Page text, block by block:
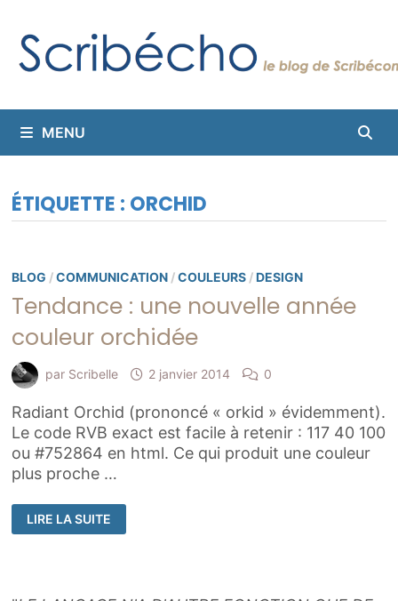
contenu
MENU
ÉTIQUETTE : ORCHID
BLOG /COMMUNICATION /COULEURS /DESIGN
Tendance : une nouvelle année
couleur orchidée
par Scribelle 2 janvier 2014 0
Radiant Orchid (prononcé « orkid » évidemment).
Le code RVB exact est facile à retenir : 117 40 100
ou #752864 en html. Ce qui produit une couleur
plus proche …
TENDANCE
:
UNE
LIRE LA SUITE